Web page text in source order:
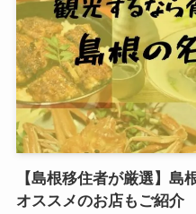
【島根移住者が厳選】島
オススメのお店もご紹介